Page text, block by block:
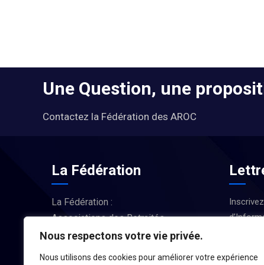
Nous respectons votre vie privée.
Nous utilisons des cookies pour améliorer votre expérience
Une Question, une
Contactez la Fédération des AROC
La Fédération
La Fédération :
Associations des Retraités
d’Occitanie
Actus